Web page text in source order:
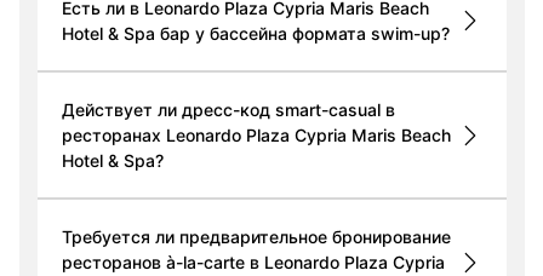
Есть ли в Leonardo Plaza Cypria Maris Beach
Hotel & Spa бар у бассейна формата swim-up?
Действует ли дресс-код smart-casual в
ресторанах Leonardo Plaza Cypria Maris Beach
Hotel & Spa?
Требуется ли предварительное бронирование
ресторанов à-la-carte в Leonardo Plaza Cypria